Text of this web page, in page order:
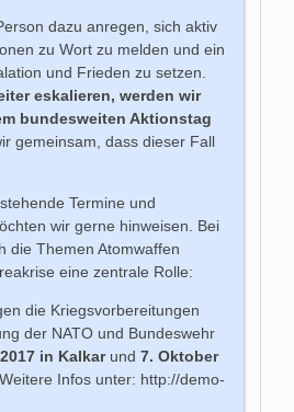
dazu anregen, sich aktiv
zu Wort zu melden und ein
und Frieden zu setzen.
eskalieren, werden wir
bundesweiten Aktionstag
gemeinsam, dass dieser Fall
Termine und
wir gerne hinweisen. Bei
die Themen Atomwaffen
eine zentrale Rolle:
die Kriegsvorbereitungen
der NATO und Bundeswehr
in Kalkarund7. Oktober
Infos unter: http://demo-